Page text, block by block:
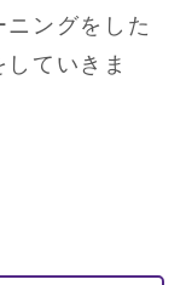
ングをした
ていきま